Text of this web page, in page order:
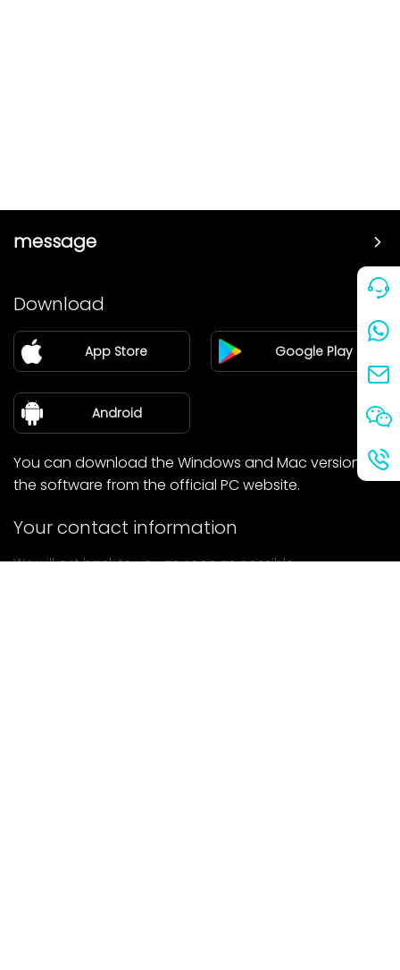
message
Partner
Blog
about Us
Download
App Store Google Play
Android
You can download the Windows and Mac versions of
the software from the official PC website.
Your contact information
We will get back to you as soon as possible.